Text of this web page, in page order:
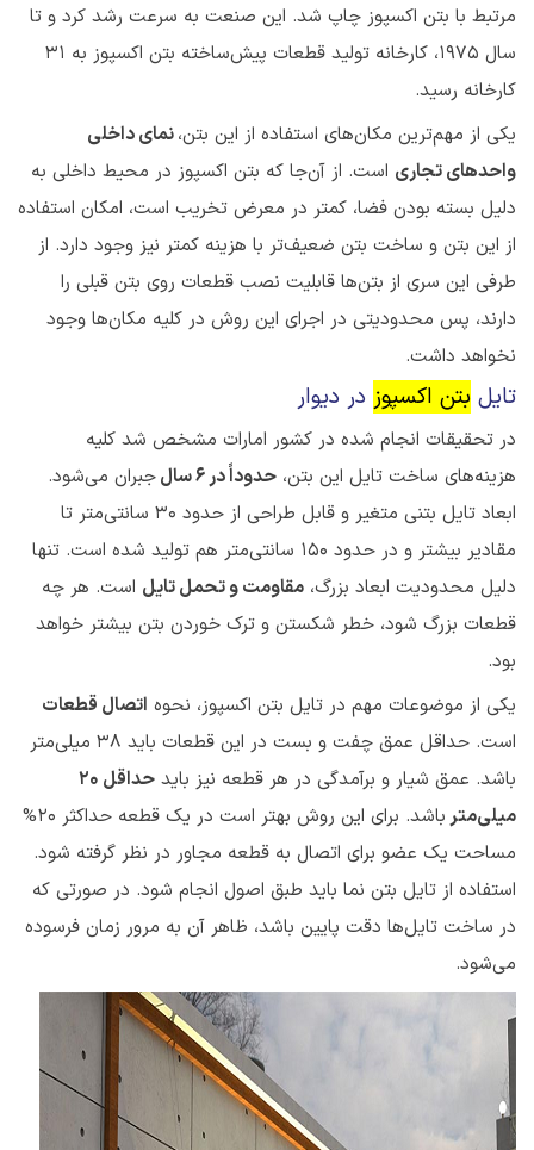
مرتبط با بتن اکسپوز چاپ شد. این صنعت به سرعت رشد کرد و تا
سال ۱۹۷۵، کارخانه تولید قطعات پیش‌ساخته بتن اکسپوز به ۳۱
کارخانه رسید.
یکی از مهم‌ترین مکان‌های استفاده از این بتن،نمای داخلی
واحدهای تجاری است. از آن‌جا که بتن اکسپوز در محیط داخلی به
دلیل بسته بودن فضا، کمتر در معرض تخریب است، امکان استفاده
از این بتن و ساخت بتن ضعیف‌تر با هزینه کمتر نیز وجود دارد. از
طرفی این سری از بتن‌ها قابلیت نصب قطعات روی بتن قبلی را
دارند، پس محدودیتی در اجرای این روش در کلیه مکان‌ها وجود
نخواهد داشت.
تایل بتن اکسپوز در دیوار
در تحقیقات انجام شده در کشور امارات مشخص شد کلیه
هزینه‌های ساخت تایل این بتن، حدوداً در ۶ سال
جبران می‌شود.
ابعاد تایل بتنی متغیر و قابل طراحی از حدود ۳۰ سانتی‌متر تا
مقادیر بیشتر و در حدود ۱۵۰ سانتی‌متر هم تولید شده است. تنها
دلیل محدودیت ابعاد بزرگ، مقاومت و تحمل تایل است. هر چه
قطعات بزرگ شود، خطر شکستن و ترک خوردن بتن بیشتر خواهد
بود.
یکی از موضوعات مهم در تایل بتن اکسپوز، نحوه اتصال قطعات
است. حداقل عمق چفت و بست در این قطعات باید ۳۸ میلی‌متر
باشد. عمق شیار و برآمدگی در هر قطعه نیز باید
حداقل ۲۰
میلی‌متر
باشد. برای این روش بهتر است در یک قطعه حداکثر ۲۰%
مساحت یک عضو برای اتصال به قطعه مجاور در نظر گرفته شود.
استفاده از تایل بتن نما باید طبق اصول انجام شود. در صورتی که
در ساخت تایل‌ها دقت پایین باشد، ظاهر آن به مرور زمان فرسوده
می‌شود.